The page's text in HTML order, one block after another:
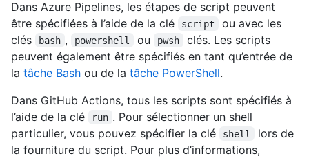
Dans Azure Pipelines, les étapes de script peuvent
être spécifiées à l’aide de la clé
script
ou avec les
clés
bash , powershell ou pwsh
clés. Les scripts
peuvent également être spécifiés en tant qu’entrée de
la tâche Bash ou de la tâche PowerShell.
Dans GitHub Actions, tous les scripts sont spécifiés à
l’aide de la clé
run . Pour sélectionner un shell
particulier, vous pouvez spécifier la clé
shell
lors de
la fourniture du script. Pour plus d’informations,